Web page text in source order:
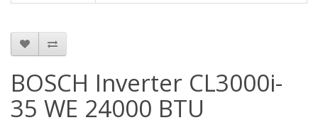
BOSCH Inverter CL3000i-
35 WE 24000 BTU